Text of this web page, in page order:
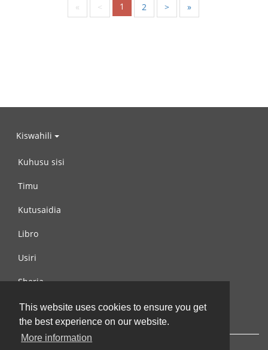
This website uses cookies to ensure you get
the best experience on our website.
More information
« < 1 2 > »
Kiswahili
Kuhusu sisi
Timu
Kutusaidia
Libro
Usiri
Sheria
Wasiliana na si